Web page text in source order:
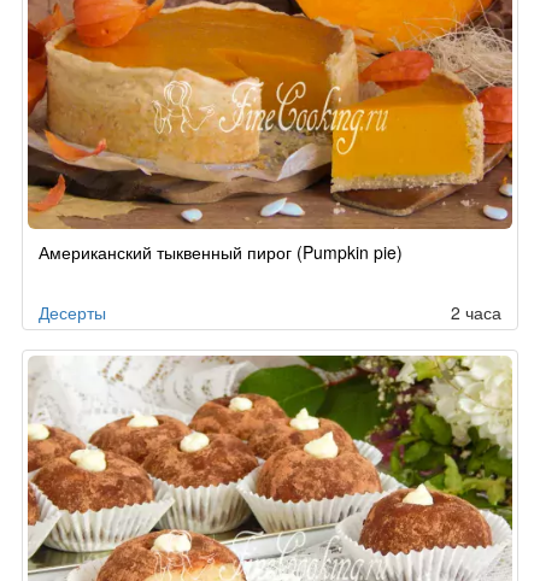
Американский тыквенный пирог (Pumpkin pie)
Десерты 2 часа